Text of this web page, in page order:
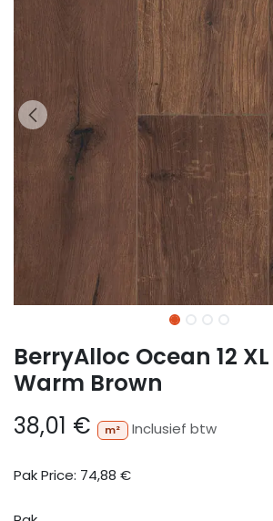
BerryAlloc Ocean 12
Warm Brown
38,01 € m² Inclusief btw
Pak Price: 74,88 €